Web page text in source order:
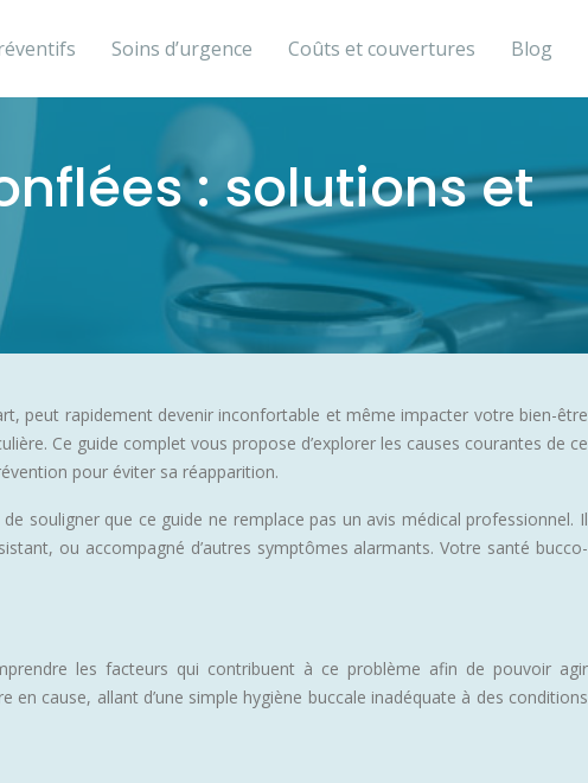
Soins d’urgence Coûts et couvertures Blog
: solutions et
peut rapidement devenir inconfortable et même impacter votre bien-être
Ce guide complet vous propose d’explorer les causes courantes de ce
pour éviter sa réapparition.
souligner que ce guide ne remplace pas un avis médical professionnel. Il
ou accompagné d’autres symptômes alarmants. Votre santé bucco-
les facteurs qui contribuent à ce problème afin de pouvoir agir
cause, allant d’une simple hygiène buccale inadéquate à des conditions